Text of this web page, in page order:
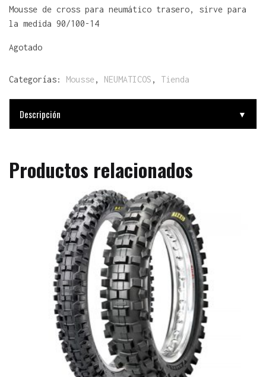
Mousse de cross para neumático trasero, sirve para
la medida 90/100-14
Agotado
Categorías: Mousse , NEUMATICOS , Tienda
Descripción ▼
Productos relacionados